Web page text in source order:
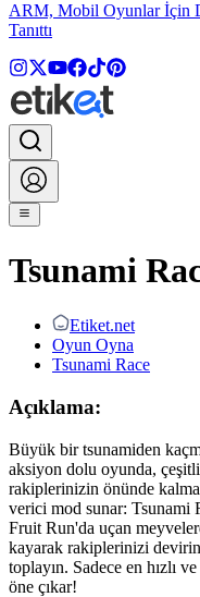
ARM, Mobil Oyunlar İçin
Tanıttı
Tsunami
Etiket.net
Oyun Oyna
Tsunami Race
Açıklama:
Büyük bir tsunamiden
aksiyon dolu oyunda,
rakiplerinizin önünde
verici mod sunar: Tsunami
Fruit Run'da uçan
kayarak rakiplerinizi
toplayın. Sadece en hızlı
öne çıkar!